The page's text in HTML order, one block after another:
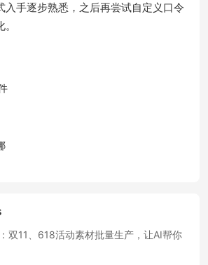
入手逐步熟悉，之后再尝试自定义口令
双11、618活动素材批量生产，让AI帮你